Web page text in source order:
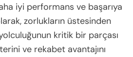
iyi performans ve başarıya
zorlukların üstesinden
kritik bir parçası
ve rekabet avantajını